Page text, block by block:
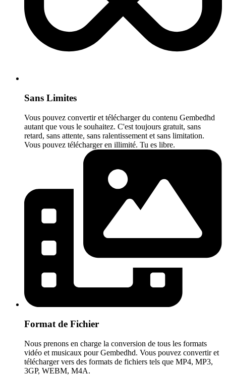
Sans Limites
Vous pouvez convertir et télécharger du contenu Gembedhd
autant que vous le souhaitez. C'est toujours gratuit, sans
retard, sans attente, sans ralentissement et sans limitation.
Vous pouvez télécharger en illimité. Tu es libre.
Format de Fichier
Nous prenons en charge la conversion de tous les formats
vidéo et musicaux pour Gembedhd. Vous pouvez convertir et
télécharger vers des formats de fichiers tels que MP4, MP3,
3GP, WEBM, M4A.